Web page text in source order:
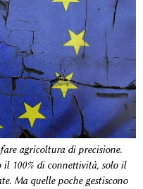
agricoltura di precisione.
il 100% di connettività, solo il
Ma quelle poche gestiscono